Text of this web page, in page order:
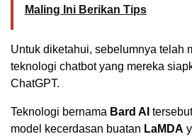
Maling Ini Berikan Tips
Untuk diketahui, sebelumnya telah
teknologi chatbot yang mereka
ChatGPT.
Teknologi bernama Bard AI
model kecerdasan buatan LaMDA